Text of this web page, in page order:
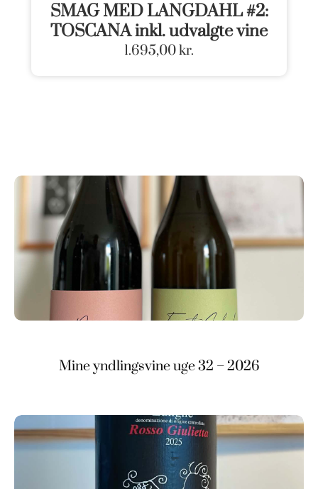
SMAG MED LANGDAHL #2:
TOSCANA inkl. udvalgte vine
1.695,00kr.
Mine yndlingsvine uge 32 – 2026